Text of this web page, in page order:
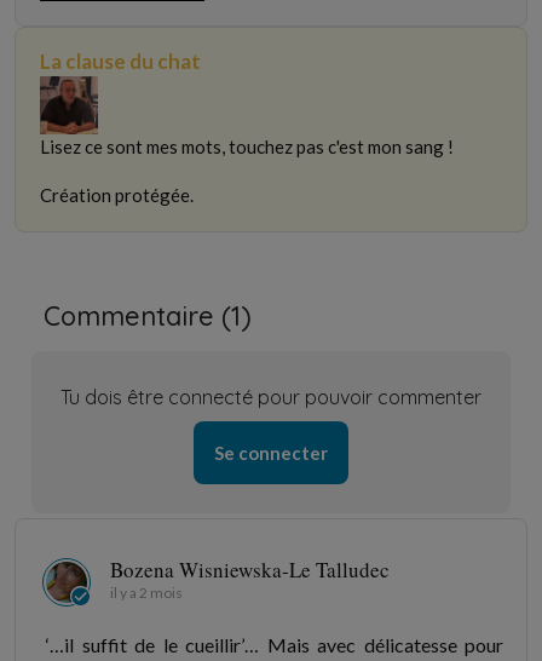
La clause du chat
Lisez ce sont mes mots, touchez pas c'est mon sang !
Création protégée.
Commentaire (1)
Tu dois être connecté pour pouvoir commenter
Se connecter
Bozena Wisniewska-Le Talludec
il y a 2 mois
‘…il suffit de le cueillir’… Mais avec délicatesse pour